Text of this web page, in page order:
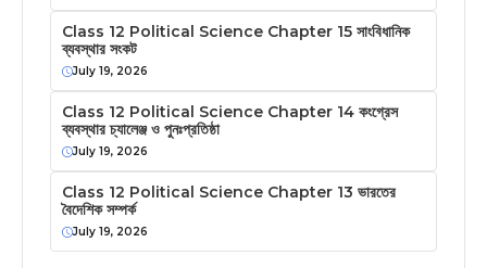
Class 12 Political Science Chapter 15 সাংবিধানিক
ব্যবস্থার সংকট
July 19, 2026
Class 12 Political Science Chapter 14 কংগ্রেস
ব্যবস্থার চ্যালেঞ্জ ও পুনঃপ্রতিষ্ঠা
July 19, 2026
Class 12 Political Science Chapter 13 ভারতের
বৈদেশিক সম্পর্ক
July 19, 2026